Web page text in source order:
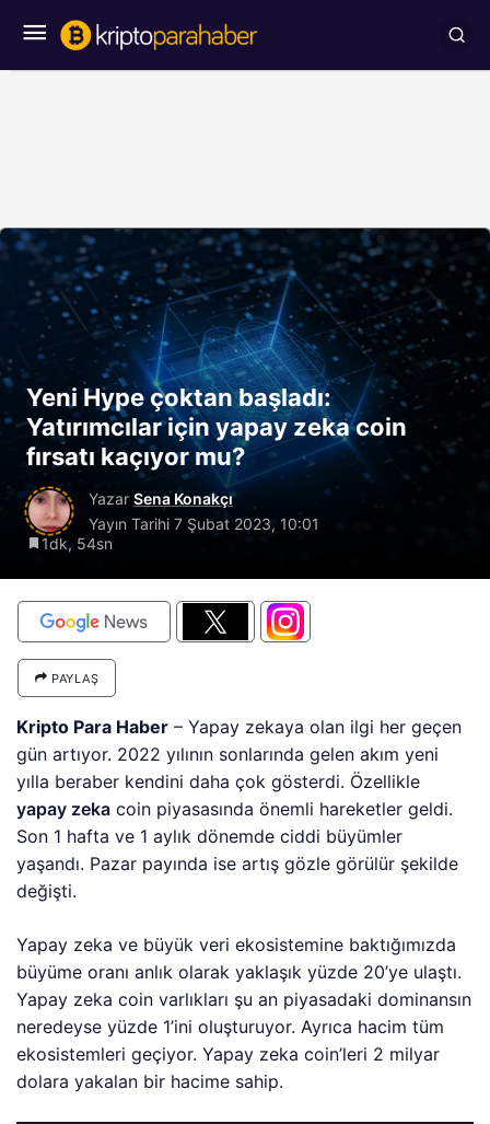
Yeni Hype çoktan başladı:
Yatırımcılar için yapay zeka coin
fırsatı kaçıyor mu?
Yazar Sena Konakçı
Yayın Tarihi 7 Şubat 2023, 10:01
1dk, 54sn
PAYLAŞ
Kripto Para Haber – Yapay zekaya olan ilgi her geçen
gün artıyor. 2022 yılının sonlarında gelen akım yeni
yılla beraber kendini daha çok gösterdi. Özellikle
yapay zeka coin piyasasında önemli hareketler geldi.
Son 1 hafta ve 1 aylık dönemde ciddi büyümler
yaşandı. Pazar payında ise artış gözle görülür şekilde
değişti.
Yapay zeka ve büyük veri ekosistemine baktığımızda
büyüme oranı anlık olarak yaklaşık yüzde 20’ye ulaştı.
Yapay zeka coin varlıkları şu an piyasadaki dominansın
neredeyse yüzde 1’ini oluşturuyor. Ayrıca hacim tüm
ekosistemleri geçiyor. Yapay zeka coin’leri 2 milyar
dolara yakalan bir hacime sahip.